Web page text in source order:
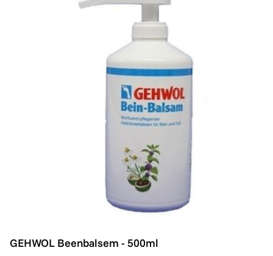
GEHWOL Beenbalsem - 500ml
GEHWOL Beenbalsem - 500ml